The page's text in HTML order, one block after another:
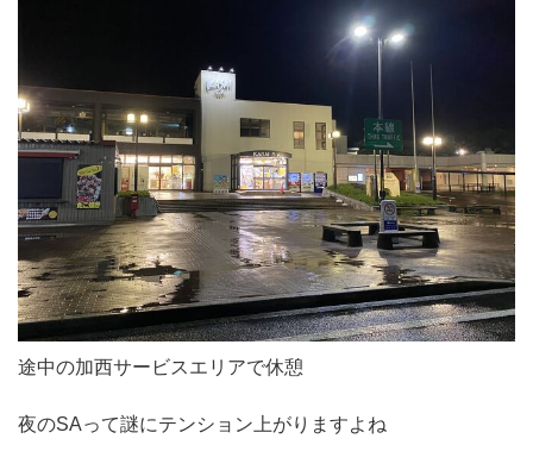
途中の加西サービスエリアで休憩
夜のSAって謎にテンション上がりますよね